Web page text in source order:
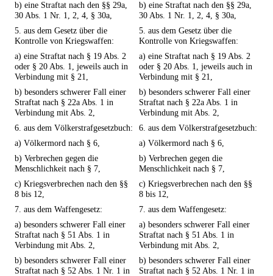
b) eine Straftat nach den §§ 29a,
30 Abs. 1 Nr. 1, 2, 4, § 30a,
b) eine Straftat nach den §§ 29a,
30 Abs. 1 Nr. 1, 2, 4, § 30a,
5. aus dem Gesetz über die
Kontrolle von Kriegswaffen:
5. aus dem Gesetz über die
Kontrolle von Kriegswaffen:
a) eine Straftat nach § 19 Abs. 2
oder § 20 Abs. 1, jeweils auch in
Verbindung mit § 21,
a) eine Straftat nach § 19 Abs. 2
oder § 20 Abs. 1, jeweils auch in
Verbindung mit § 21,
b) besonders schwerer Fall einer
Straftat nach § 22a Abs. 1 in
Verbindung mit Abs. 2,
b) besonders schwerer Fall einer
Straftat nach § 22a Abs. 1 in
Verbindung mit Abs. 2,
6. aus dem Völkerstrafgesetzbuch:
6. aus dem Völkerstrafgesetzbuch:
a) Völkermord nach § 6,
a) Völkermord nach § 6,
b) Verbrechen gegen die
Menschlichkeit nach § 7,
b) Verbrechen gegen die
Menschlichkeit nach § 7,
c) Kriegsverbrechen nach den §§
8 bis 12,
c) Kriegsverbrechen nach den §§
8 bis 12,
7. aus dem Waffengesetz:
7. aus dem Waffengesetz:
a) besonders schwerer Fall einer
Straftat nach § 51 Abs. 1 in
Verbindung mit Abs. 2,
a) besonders schwerer Fall einer
Straftat nach § 51 Abs. 1 in
Verbindung mit Abs. 2,
b) besonders schwerer Fall einer
Straftat nach § 52 Abs. 1 Nr. 1 in
b) besonders schwerer Fall einer
Straftat nach § 52 Abs. 1 Nr. 1 in